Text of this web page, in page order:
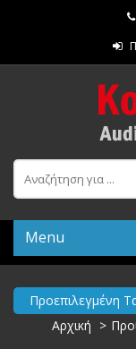
Menu
Προεπιλεγμένη
Αρχική